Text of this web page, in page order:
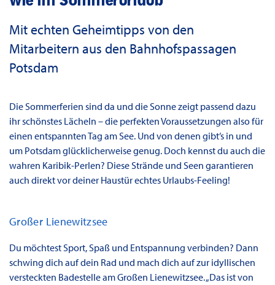
Mit echten Geheimtipps von den
Mitarbeitern aus den Bahnhofspassagen
Potsdam
Die Sommerferien sind da und die Sonne zeigt passend dazu
ihr schönstes Lächeln – die perfekten Voraussetzungen also für
einen entspannten Tag am See. Und von denen gibt’s in und
um Potsdam glücklicherweise genug. Doch kennst du auch die
wahren Karibik-Perlen? Diese Strände und Seen garantieren
auch direkt vor deiner Haustür echtes Urlaubs-Feeling!
Großer Lienewitzsee
Du möchtest Sport, Spaß und Entspannung verbinden? Dann
schwing dich auf dein Rad und mach dich auf zur idyllischen
versteckten Badestelle am Großen Lienewitzsee. „Das ist von